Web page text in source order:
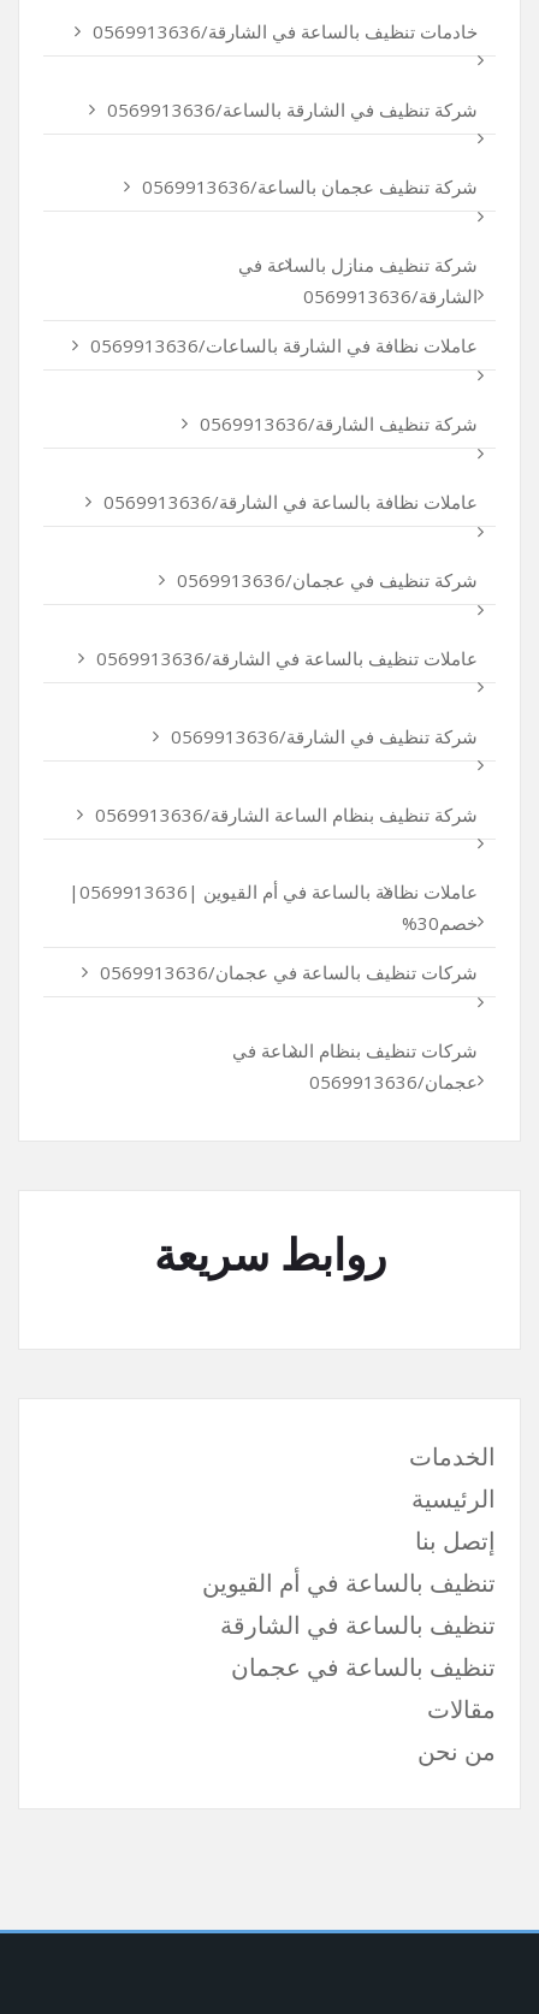
خادمات تنظيف بالساعة في الشارقة/0569913636
شركة تنظيف في الشارقة بالساعة/0569913636
شركة تنظيف عجمان بالساعة/0569913636
شركة تنظيف منازل بالساعة في
الشارقة/0569913636
عاملات نظافة في الشارقة بالساعات/0569913636
شركة تنظيف الشارقة/0569913636
عاملات نظافة بالساعة في الشارقة/0569913636
شركة تنظيف في عجمان/0569913636
عاملات تنظيف بالساعة في الشارقة/0569913636
شركة تنظيف في الشارقة/0569913636
شركة تنظيف بنظام الساعة الشارقة/0569913636
عاملات نظافة بالساعة في أم القيوين |0569913636|
خصم30%
شركات تنظيف بالساعة في عجمان/0569913636
شركات تنظيف بنظام الساعة في
عجمان/0569913636
روابط سريعة
الخدمات
الرئيسية
إتصل بنا
تنظيف بالساعة في أم القيوين
تنظيف بالساعة في الشارقة
تنظيف بالساعة في عجمان
مقالات
من نحن